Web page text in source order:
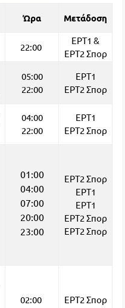
Ώρα Μετάδοση
22:00
ΕΡΤ1 &
ΕΡΤ2 Σπορ
05:00
22:00
ΕΡΤ1
ΕΡΤ2 Σπορ
04:00
22:00
ΕΡΤ1
ΕΡΤ2 Σπορ
01:00
04:00
07:00
20:00
23:00
ΕΡΤ2 Σπορ
ΕΡΤ1
ΕΡΤ1
ΕΡΤ2 Σπορ
ΕΡΤ2 Σπορ
02:00
ΕΡΤ2 Σπορ